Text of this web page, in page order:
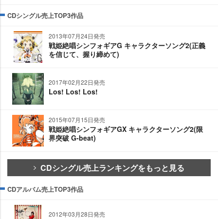
CDシングル売上TOP3作品
2013年07月24日発売
戦姫絶唱シンフォギアG キャラクターソング2(正義
を信じて、握り締めて)
2017年02月22日発売
Los! Los! Los!
2015年07月15日発売
戦姫絶唱シンフォギアGX キャラクターソング2(限
界突破 G-beat)
CDシングル売上ランキングをもっと見る
CDアルバム売上TOP3作品
2012年03月28日発売